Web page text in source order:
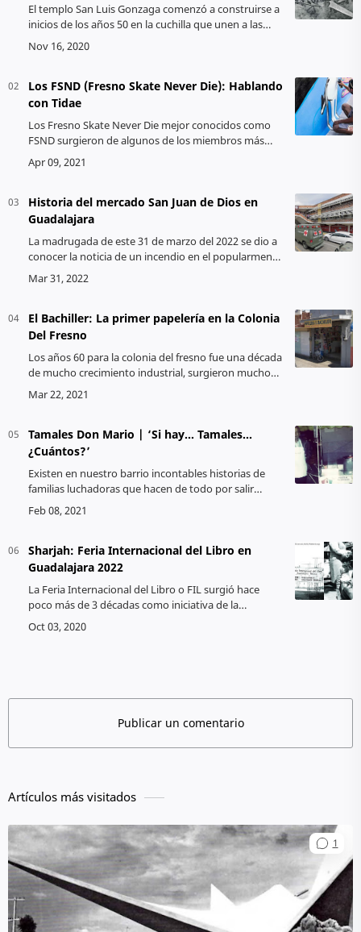
El templo San Luis Gonzaga comenzó a construirse a
inicios de los años 50 en la cuchilla que unen a las
avenidas Niños Héroes y Alemania en nuestra
hermosa ciudad de Guadalajara, …
Los FSND (Fresno Skate Never Die): Hablando
con Tidae
Los Fresno Skate Never Die mejor conocidos como
FSND surgieron de algunos de los miembros más
jóvenes de la pandilla los Olivos en el año de 1992.
Para la elaboración de este art…
Historia del mercado San Juan de Dios en
Guadalajara
La madrugada de este 31 de marzo del 2022 se dio a
conocer la noticia de un incendio en el popularmente
conocido como mercado San Juan de Dios, cuyo
nombre oficialmente es Mercado…
El Bachiller: La primer papelería en la Colonia
Del Fresno
Los años 60 para la colonia del fresno fue una década
de mucho crecimiento industrial, surgieron muchos
negocios y entre todos ellos la primera papelería de
la que se tiene memor…
Tamales Don Mario | ‘Si hay… Tamales...
¿Cuántos?’
Existen en nuestro barrio incontables historias de
familias luchadoras que hacen de todo por salir
adelante, que no se cansan de trabajar. Historias que
queremos nos representen s…
Sharjah: Feria Internacional del Libro en
Guadalajara 2022
La Feria Internacional del Libro o FIL surgió hace
poco más de 3 décadas como iniciativa de la
Universidad de Guadalajara para el fomento de la
lectura, fue presentada por prim…
Publicar un comentario
Artículos más visitados